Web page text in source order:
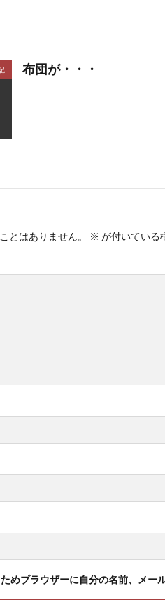
布団が・・・
とはありません。 ※ が付いている
めブラウザーに自分の名前、メー